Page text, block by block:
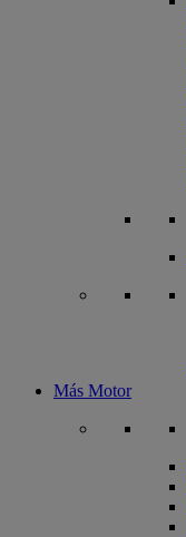
Más Motor